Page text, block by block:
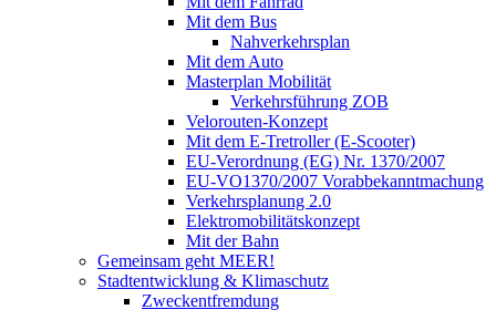
Mit dem Bus
Nahverkehrsplan
Mit dem Auto
Masterplan Mobilität
Verkehrsführung ZOB
Velorouten-Konzept
Mit dem E-Tretroller (E-Scooter)
EU-Verordnung (EG) Nr. 1370/2007
EU-VO1370/2007 Vorabbekanntmachung
Verkehrsplanung 2.0
Elektromobilitätskonzept
Mit der Bahn
Gemeinsam geht MEER!
Stadtentwicklung & Klimaschutz
Zweckentfremdung